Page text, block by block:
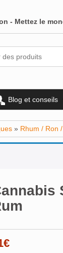
- Mettez le
Blog et conseils
» Rhum / Ron
€